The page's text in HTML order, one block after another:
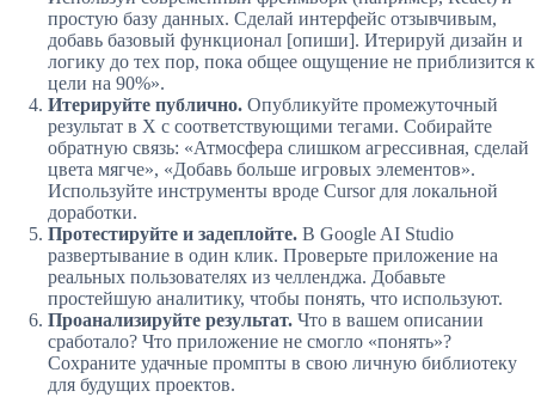
простую базу данных. Сделай интерфейс отзывчивым,
добавь базовый функционал [опиши]. Итерируй дизайн и
логику до тех пор, пока общее ощущение не приблизится к
цели на 90%».
Итерируйте публично. Опубликуйте промежуточный
результат в X с соответствующими тегами. Собирайте
обратную связь: «Атмосфера слишком агрессивная, сделай
цвета мягче», «Добавь больше игровых элементов».
Используйте инструменты вроде Cursor для локальной
доработки.
Протестируйте и задеплойте. В Google AI Studio
развертывание в один клик. Проверьте приложение на
реальных пользователях из челленджа. Добавьте
простейшую аналитику, чтобы понять, что используют.
Проанализируйте результат. Что в вашем описании
сработало? Что приложение не смогло «понять»?
Сохраните удачные промпты в свою личную библиотеку
для будущих проектов.